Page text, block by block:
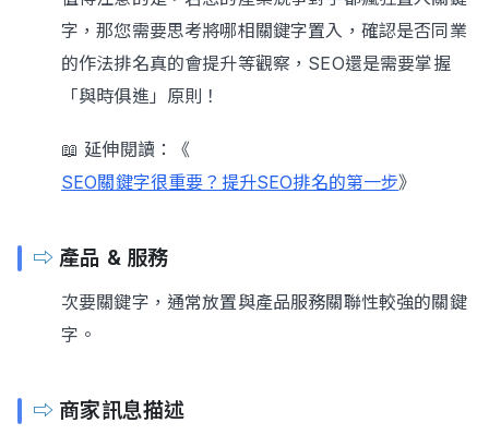
字，那您需要思考將哪相關鍵字置入，確認是否同業
的作法排名真的會提升等觀察，SEO還是需要掌握
「與時俱進」原則！
📖 延伸閱讀：《
SEO關鍵字很重要？提升SEO排名的第一步》
⇨ 產品 & 服務
次要關鍵字，通常放置與產品服務關聯性較強的關鍵
字。
⇨ 商家訊息描述